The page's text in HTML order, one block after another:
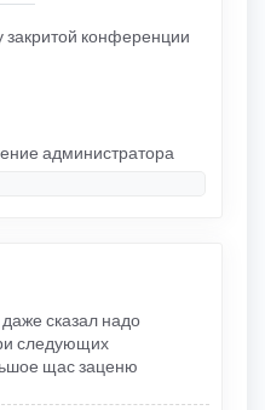
закритой конференции
администратора
сказал надо
следующих
щас заценю